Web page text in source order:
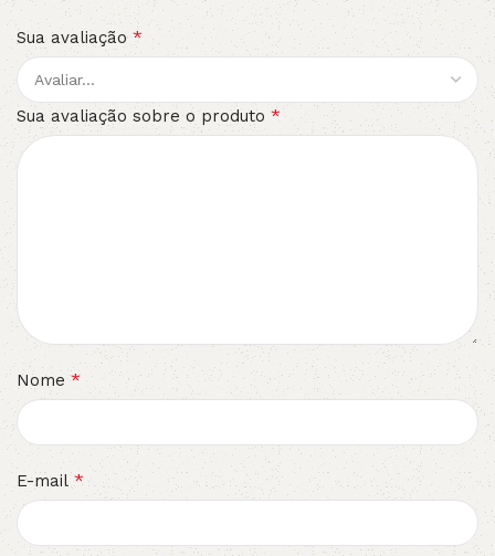
Sua avaliação *
Sua avaliação sobre o produto *
Nome*
E-mail *